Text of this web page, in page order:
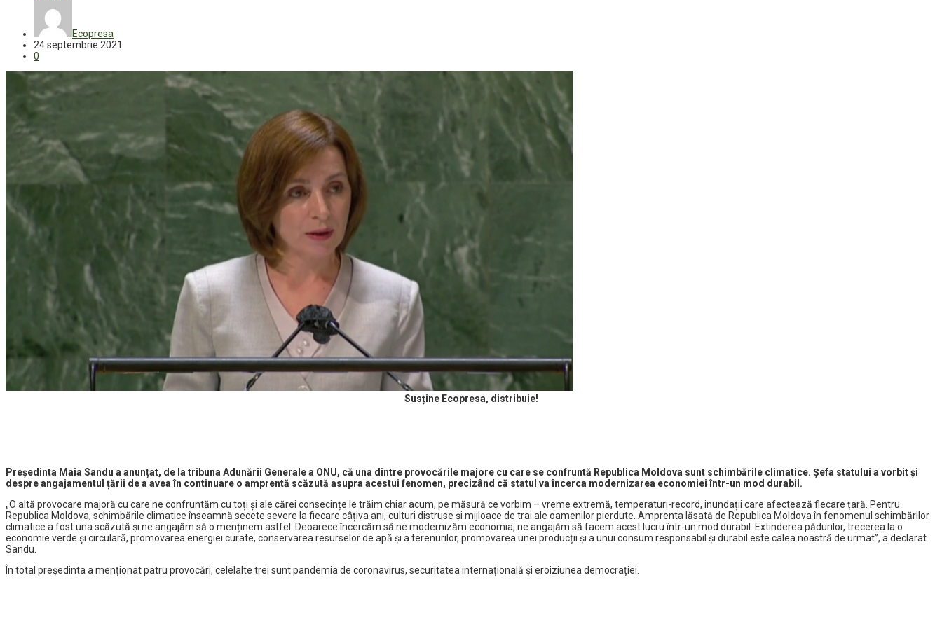
Ecopresa
24 septembrie 2021
0
Susține Ecopresa, distribuie!
Președinta Maia Sandu a anunțat, de la tribuna Adunării Generale a ONU, că una dintre provocările majore cu care se confruntă Republica Moldova sunt schimbările climatice. Șefa statului a vorbit și
despre angajamentul țării de a avea în continuare o amprentă scăzută asupra acestui fenomen, precizând că statul va încerca modernizarea economiei într-un mod durabil.
„O altă provocare majoră cu care ne confruntăm cu toți și ale cărei consecințe le trăim chiar acum, pe măsură ce vorbim – vreme extremă, temperaturi-record, inundații care afectează fiecare țară. Pentru
Republica Moldova, schimbările climatice înseamnă secete severe la fiecare câțiva ani, culturi distruse și mijloace de trai ale oamenilor pierdute. Amprenta lăsată de Republica Moldova în fenomenul schimbărilor
climatice a fost una scăzută și ne angajăm să o menținem astfel. Deoarece încercăm să ne modernizăm economia, ne angajăm să facem acest lucru într-un mod durabil. Extinderea pădurilor, trecerea la o
economie verde și circulară, promovarea energiei curate, conservarea resurselor de apă și a terenurilor, promovarea unei producții și a unui consum responsabil și durabil este calea noastră de urmat”, a declarat
Sandu.
În total președinta a menționat patru provocări, celelalte trei sunt pandemia de coronavirus, securitatea internațională și eroiziunea democrației.